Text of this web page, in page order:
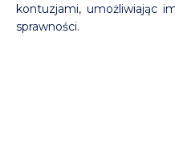
kontuzjami, umożliwiając
sprawności.